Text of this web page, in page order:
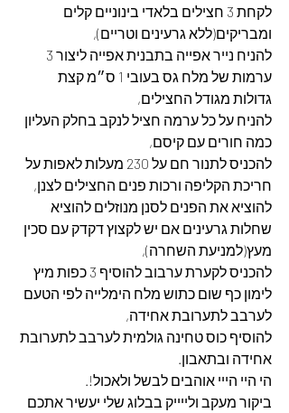
לקחת 3 חצילים בלאדי בינוניים קלים
ומבריקים(ללא גרעינים וטריים),
ערמות של מלח גס בעובי 1 ס״מ קצת
גדולות מגודל החצילים,
להניח על כל ערמה חציל לנקב בחלק העליון
כמה חורים עם קיסם,
להכניס לתנור חם על 230 מעלות לאפות על
חריכת הקליפה ורכות פנים החצילים לצנן,
להוציא את הפנים לסנן מנוזלים להוציא
שחלות גרעינים אם יש לקצוץ דקדק עם סכין
מעץ(למניעת השחרה),
להכניס לקערת ערבוב להוסיף 3 כפות מיץ
לימון כף שום כתוש מלח הימלייה לפי הטעם
לערבב לתערובת אחידה,
להוסיף כוס טחינה גולמית לערבב לתערובת
אחידה ובתאבון.
הי היי הייי אוהבים לבשל ולאכול!.
ביקור מעקב ולייייק בבלוג שלי יעשיר אתכם